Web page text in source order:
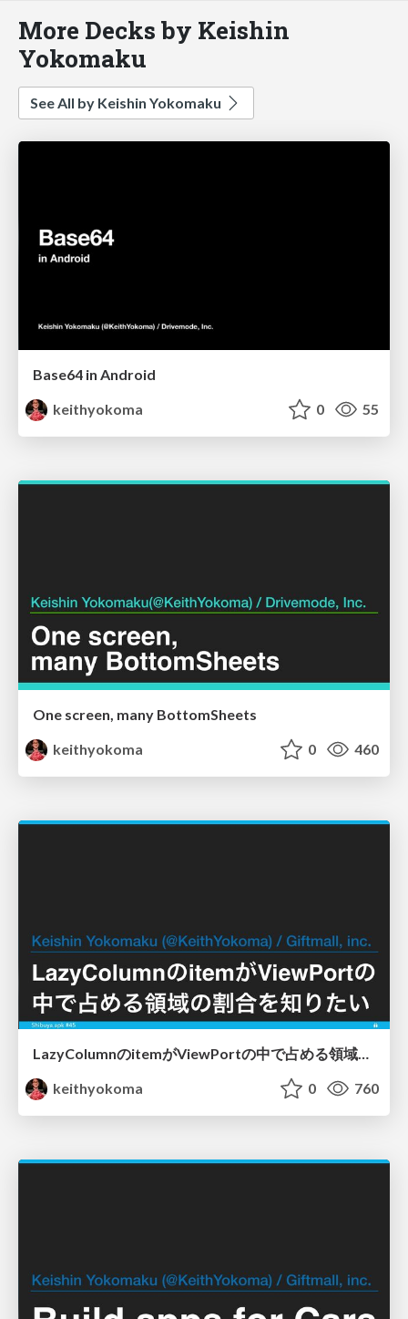
More Decks by Keishin
Yokomaku
See All by Keishin Yokomaku
Base64 in Android
keithyokoma
0 55
One screen, many BottomSheets
keithyokoma
0 460
LazyColumnのitemがViewPortの中で占める領域の割合を知りたい
keithyokoma
0 760